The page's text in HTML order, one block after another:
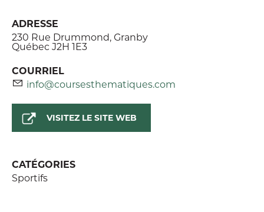
ADRESSE
230 Rue Drummond, Granby
Québec J2H 1E3
COURRIEL
info@coursesthematiques.com
VISITEZ LE SITE WEB
CATÉGORIES
Sportifs